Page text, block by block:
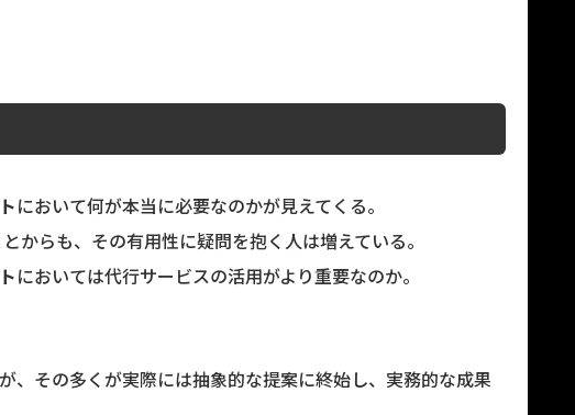
において何が本当に必要なのかが見えてくる。
からも、その有用性に疑問を抱く人は増えている。
においては代行サービスの活用がより重要なのか。
、その多くが実際には抽象的な提案に終始し、実務的な成果